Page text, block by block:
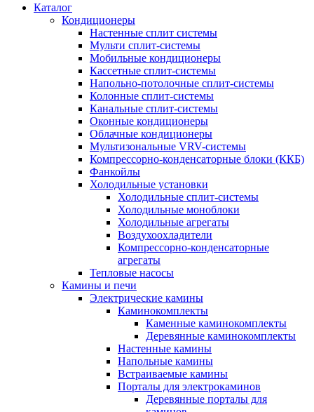
Каталог
Кондиционеры
Настенные сплит системы
Мульти сплит-системы
Мобильные кондиционеры
Кассетные сплит-системы
Напольно-потолочные сплит-системы
Колонные сплит-системы
Канальные сплит-системы
Оконные кондиционеры
Облачные кондиционеры
Мультизональные VRV-системы
Компрессорно-конденсаторные блоки (ККБ)
Фанкойлы
Холодильные установки
Холодильные сплит-системы
Холодильные моноблоки
Холодильные агрегаты
Воздухоохладители
Компрессорно-конденсаторные
агрегаты
Тепловые насосы
Камины и печи
Электрические камины
Каминокомплекты
Каменные каминокомплекты
Деревянные каминокомплекты
Настенные камины
Напольные камины
Встраиваемые камины
Порталы для электрокаминов
Деревянные порталы для